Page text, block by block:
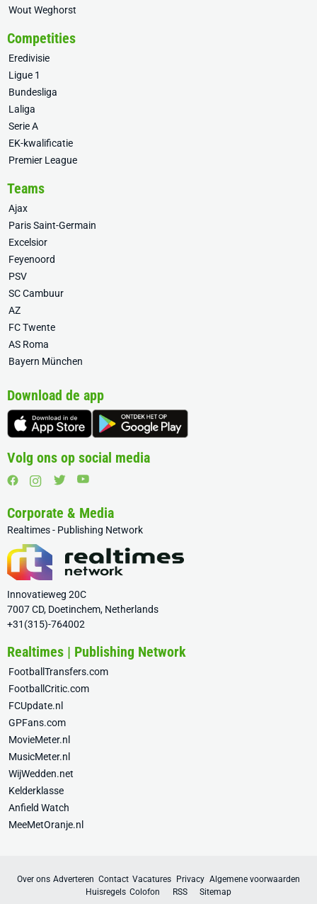
Wout Weghorst
Competities
Eredivisie
Ligue 1
Bundesliga
Laliga
Serie A
EK-kwalificatie
Premier League
Teams
Ajax
Paris Saint-Germain
Excelsior
Feyenoord
PSV
SC Cambuur
AZ
FC Twente
AS Roma
Bayern München
Download de app
Volg ons op social media
Corporate & Media
Realtimes - Publishing Network
Innovatieweg 20C
7007 CD, Doetinchem, Netherlands
+31(315)-764002
Realtimes | Publishing Network
FootballTransfers.com
FootballCritic.com
FCUpdate.nl
GPFans.com
MovieMeter.nl
MusicMeter.nl
WijWedden.net
Kelderklasse
Anfield Watch
MeeMetOranje.nl
Over ons Adverteren Contact Vacatures Privacy Algemene voorwaarden
Huisregels Colofon RSS Sitemap